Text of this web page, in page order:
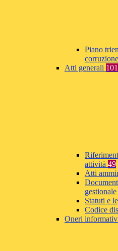
Piano
Atti generali 101
attività 49
Atti
gestionale
Statuti e
Codice
Oneri